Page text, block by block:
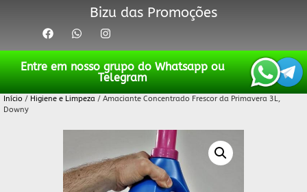
Bizu das Promoções
Entre em nosso grupo do Whatsapp ou
Telegram
Início / Higiene e Limpeza / Amaciante Concentrado Frescor da Primavera 3L,
Downy